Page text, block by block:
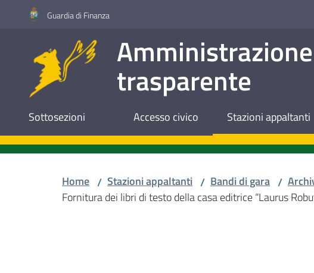
Vai al contenuto
Vai alla navigazione
Vai al footerGuardia di Finanza
Amministrazione
trasparente
Sottosezioni Accesso civico Stazioni appaltanti
Home / Stazioni appaltanti / Bandi di gara /
Fornitura dei libri di testo della casa editrice “Laurus